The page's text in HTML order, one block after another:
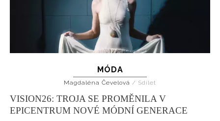
MÓDA
Magdaléna Čevelová / Sdílet
VISION26: TROJA SE PROMĚNILA V
EPICENTRUM NOVÉ MÓDNÍ GENERACE